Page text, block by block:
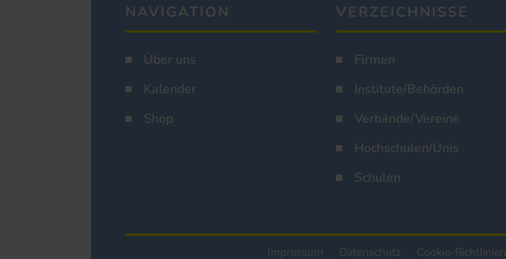
NAVIGATION
Über uns
Kalender
Shop
VERZEICHNISSE
Firmen
Institute/Behörden
Verbände/Vereine
Hochschulen/Unis
Schulen
Impressum Datenschutz Cookie-Richtlinien